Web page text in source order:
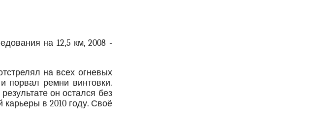
на 12,5 км, 2008 -
на всех огневых
порвал ремни винтовки.
он остался без
в 2010 году. Своё